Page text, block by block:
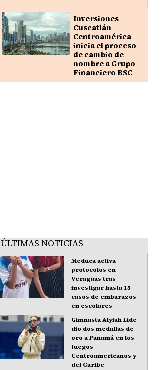
Inversiones
Cuscatlán
Centroamérica
inicia el proceso
de cambio de
nombre a Grupo
Financiero BSC
ÚLTIMAS NOTICIAS
Meduca activa
protocolos en
Veraguas tras
investigar hasta 15
casos de embarazos
en escolares
Gimnasta Alyiah Lide
dio dos medallas de
oro a Panamá en los
Juegos
Centroamericanos y
del Caribe